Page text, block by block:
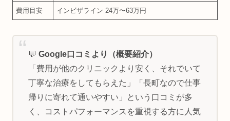
費用目安 インビザライン 24万〜63万円
💬 Google口コミより（概要紹介）
「費用が他のクリニックより安く、それでいて
丁寧な治療をしてもらえた」「長町なので仕事
帰りに寄れて通いやすい」という口コミが多
く、コストパフォーマンスを重視する方に人気